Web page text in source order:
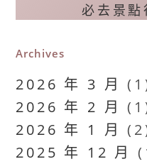
必去景點
Archives
2026 年 3 月
2026 年 2 月
2026 年 1 月
2025 年 12 月